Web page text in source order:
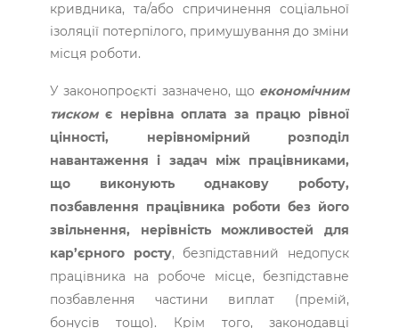
кривдника, та/або спричинення соціальної
ізоляції потерпілого, примушування до зміни
місця роботи.
У законопроєкті зазначено, що економічним
тиском є нерівна оплата за працю рівної
цінності, нерівномірний розподіл
навантаження і задач між працівниками,
що виконують однакову роботу,
позбавлення працівника роботи без його
звільнення, нерівність можливостей для
кар’єрного росту, безпідставний недопуск
працівника на робоче місце, безпідставне
позбавлення частини виплат (премій,
бонусів тощо). Крім того, законодавці